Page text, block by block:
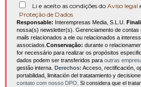
Li e aceito as condições do Aviso legal
Proteção de Dados
Responsable: Interempresas Media, S.L.U.
nossa(s) newsletter(s). Gerenciamento de contas
mails relacionados a ele ou relacionados a
associados. Conservação: durante o
for necessário para realizar os propósitos
dados podem ser transferidos para outras
gestão interna. Derechos: Acceso, rectificación,
portabilidad, limitación del tratatamiento y
contato com nosso DPO . Si considera que el